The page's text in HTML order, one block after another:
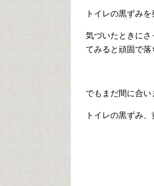
トイレの黒ずみ
気づいたときに
てみると頑固で
でもまだ間に合い
トイレの黒ずみ